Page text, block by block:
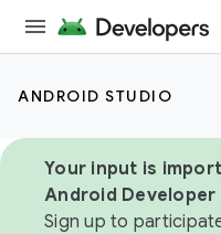
ANDROID STUDIO
Your input is
Android Developer
Sign up to